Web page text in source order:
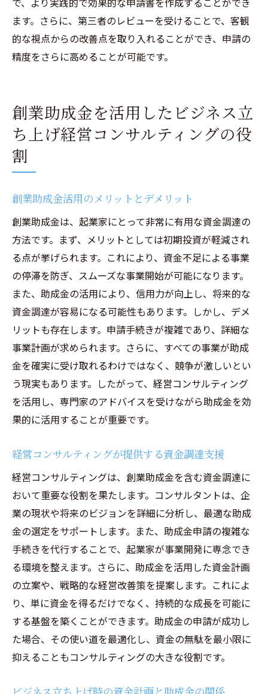
成功率を上げるための戦略的コンサルティ
ング
助成金活用と経営コンサルティングの連携
長期的な成長
ビジネス成功のための助成金とコンサルテ
ィングの組み合わせ
ます。さらに、第三者のレビューを受けることで、客観
的な視点からの改善点を取り入れることができ、申請の
精度をさらに高めることが可能です。
創業助成金を活用したビジネス立
ち上げ経営コンサルティングの役
割
創業助成金活用のメリットとデメリット
創業助成金は、起業家にとって非常に有用な資金調達の
方法です。まず、メリットとしては初期投資が軽減され
る点が挙げられます。これにより、資金不足による事業
の停滞を防ぎ、スムーズな事業開始が可能になります。
また、助成金の活用により、信用力が向上し、将来的な
資金調達が容易になる可能性もあります。しかし、デメ
リットも存在します。申請手続きが複雑であり、詳細な
事業計画が求められます。さらに、すべての事業が助成
金を確実に受け取れるわけではなく、競争が激しいとい
う現実もあります。したがって、経営コンサルティング
を活用し、専門家のアドバイスを受けながら助成金を効
果的に活用することが重要です。
経営コンサルティングが提供する資金調達支援
経営コンサルティングは、創業助成金を含む資金調達に
おいて重要な役割を果たします。コンサルタントは、企
業の現状や将来のビジョンを詳細に分析し、最適な助成
金の選定をサポートします。また、助成金申請の複雑な
手続きを代行することで、起業家が事業開発に専念でき
る環境を整えます。さらに、助成金を活用した資金計画
の立案や、戦略的な経営改善策を提案します。これによ
り、単に資金を得るだけでなく、持続的な成長を可能に
する基盤を築くことができます。助成金の申請が成功し
た場合、その使い道を最適化し、資金の無駄を最小限に
抑えることもコンサルティングの大きな役割です。